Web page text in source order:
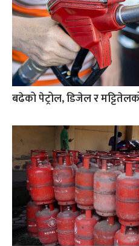
बढेको पेट्रोल, डिजेल र